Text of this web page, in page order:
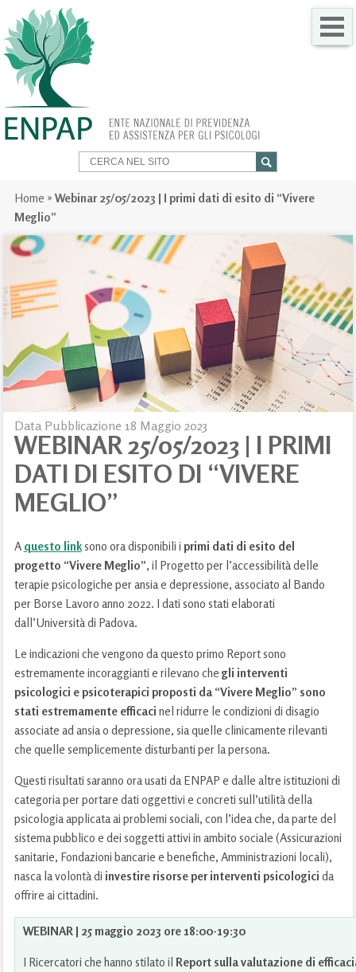
SERVIZI PER TE
TRASPARENZA
GARE
CONTATTI
Home » Webinar 25/05/2023 | I primi dati di esito di “Vivere
Meglio”
Data Pubblicazione 18 Maggio 2023
WEBINAR 25/05/2023 | I PRIMI
DATI DI ESITO DI “VIVERE
MEGLIO”
A questo linksono ora disponibili i primi dati di esito del
progetto “Vivere Meglio”, il Progetto per l’accessibilità delle
terapie psicologiche per ansia e depressione, associato al Bando
per Borse Lavoro anno 2022. I dati sono stati elaborati
dall’Università di Padova.
Le indicazioni che vengono da questo primo Report sono
estremamente incoraggianti e rilevano che gli interventi
psicologici e psicoterapici proposti da “Vivere Meglio” sono
stati estremamente efficaci nel ridurre le condizioni di disagio
associate ad ansia o depressione, sia quelle clinicamente rilevanti
che quelle semplicemente disturbanti per la persona.
Questi risultati saranno ora usati da ENPAP e dalle altre istituzioni di
categoria per portare dati oggettivi e concreti sull’utilità della
psicologia applicata ai problemi sociali, con l’idea che, da parte del
sistema pubblico e dei soggetti attivi in ambito sociale (Assicurazioni
sanitarie, Fondazioni bancarie e benefiche, Amministrazioni locali),
nasca la volontà di investire risorse per interventi psicologici da
offrire ai cittadini.
WEBINAR | 25 maggio 2023 ore 18:00-19:30
I Ricercatori che hanno stilato il Report sulla valutazione di